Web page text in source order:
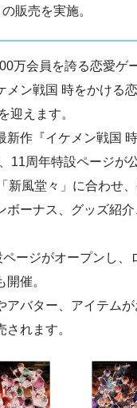
販売を実施。
万会員を誇る恋愛ゲ
メン戦国 時をかける
迎えます。
新作『イケメン戦国
11周年特設ページが
新風堂々」に合わせ
ボーナス、グッズ紹
ージがオープンし、
催。
アバター、アイテム
れます。